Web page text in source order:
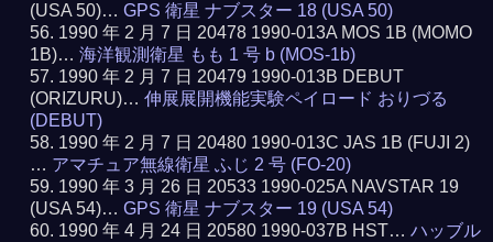
(USA 50)…GPS 衛星 ナブスター 18 (USA 50)
1990 年 2 月 7 日 20478 1990-013A MOS 1B (MOMO
1B)…海洋観測衛星 もも 1 号 b (MOS-1b)
1990 年 2 月 7 日 20479 1990-013B DEBUT
(ORIZURU)…伸展展開機能実験ペイロード おりづる
(DEBUT)
1990 年 2 月 7 日 20480 1990-013C JAS 1B (FUJI 2)
… アマチュア無線衛星 ふじ 2 号 (FO-20)
1990 年 3 月 26 日 20533 1990-025A NAVSTAR 19
(USA 54)…GPS 衛星 ナブスター 19 (USA 54)
1990 年 4 月 24 日 20580 1990-037B HST…ハッブル